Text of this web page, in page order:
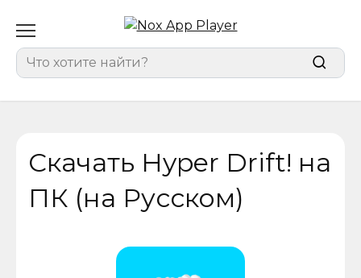
содержанию
for:
Скачать Hyper Drift! на
ПК (на Русском)